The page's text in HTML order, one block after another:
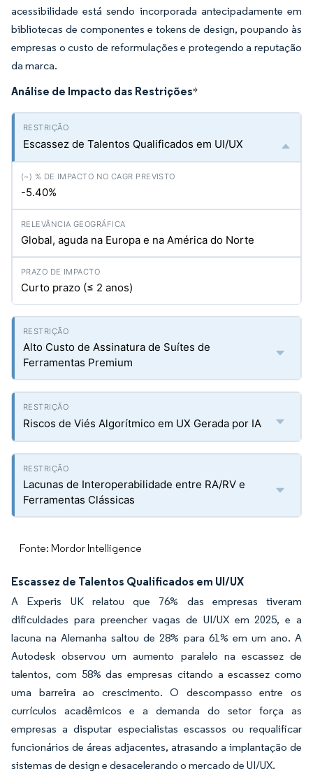
acessibilidade está sendo incorporada antecipadamente em
bibliotecas de componentes e tokens de design, poupando às
empresas o custo de reformulações e protegendo a reputação
da marca.
Análise de Impacto das Restrições*
Escassez de Talentos Qualificados em UI/UX
-5.40%
Global, aguda na Europa e na América do Norte
Curto prazo (≤ 2 anos)
Alto Custo de Assinatura de Suítes de
Ferramentas Premium
Riscos de Viés Algorítmico em UX Gerada por IA
Lacunas de Interoperabilidade entre RA/RV e
Ferramentas Clássicas
Fonte: Mordor Intelligence
Escassez de Talentos Qualificados em UI/UX
A Experis UK relatou que 76% das empresas tiveram
dificuldades para preencher vagas de UI/UX em 2025, e a
lacuna na Alemanha saltou de 28% para 61% em um ano. A
Autodesk observou um aumento paralelo na escassez de
talentos, com 58% das empresas citando a escassez como
uma barreira ao crescimento. O descompasso entre os
currículos acadêmicos e a demanda do setor força as
empresas a disputar especialistas escassos ou requalificar
funcionários de áreas adjacentes, atrasando a implantação de
sistemas de design e desacelerando o mercado de UI/UX.